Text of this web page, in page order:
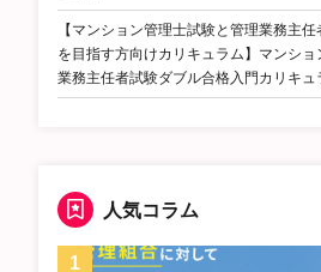
【マンション管理士試験と管理業務主
を目指す方向けカリキュラム】マンシ
業務主任者試験ダブル合格入門カリキュ
人気コラム